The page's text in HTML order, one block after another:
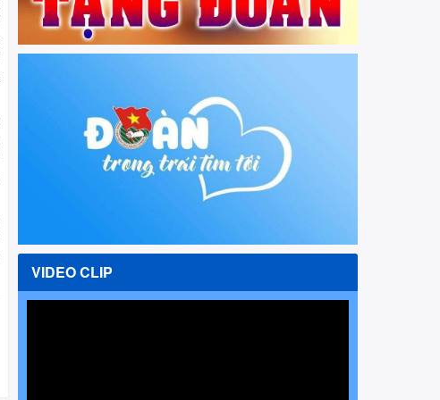
VIDEO CLIP